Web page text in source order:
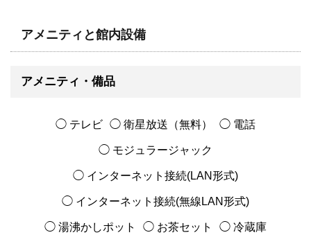
アメニティと館内設備
アメニティ・備品
◯ テレビ ◯ 衛星放送（無料） ◯ 電話
◯ モジュラージャック
◯ インターネット接続(LAN形式)
◯ インターネット接続(無線LAN形式)
◯ 湯沸かしポット ◯ お茶セット ◯ 冷蔵庫